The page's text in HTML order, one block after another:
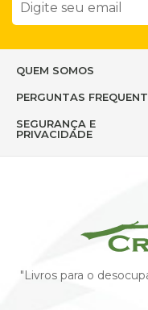
QUEM SOMOS
PERGUNTAS
SEGURANÇA E
PRIVACIDADE
"Livros para o